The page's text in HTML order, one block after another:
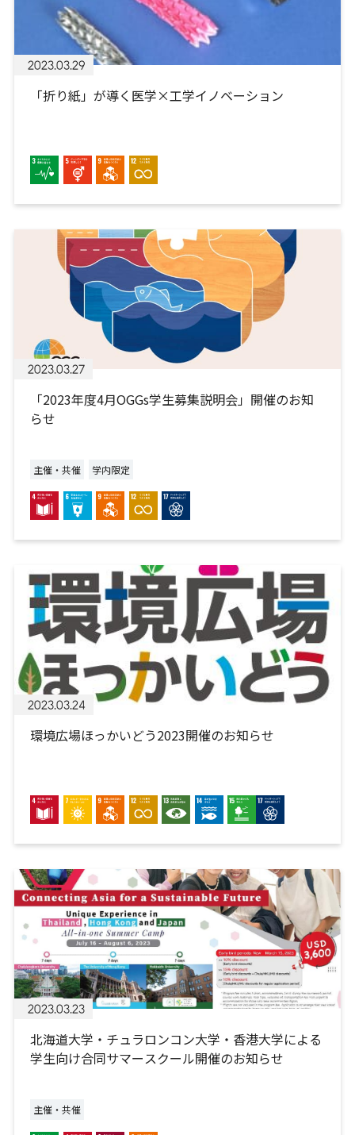
2023.03.29
「折り紙」が導く医学×工学イノベーション
2023.03.27
「2023年度4月OGGs学生募集説明会」開催のお知
らせ
主催・共催 学内限定
2023.03.24
環境広場ほっかいどう2023開催のお知らせ
2023.03.23
北海道大学・チュラロンコン大学・香港大学による
学生向け合同サマースクール開催のお知らせ
主催・共催